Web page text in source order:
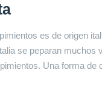
es de origen
se peparan muchos
Una forma de